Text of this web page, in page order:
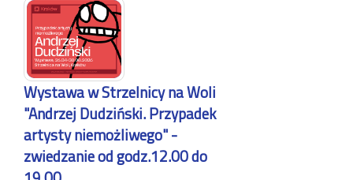
Czartoryskich. Stała wystawa obrazów z Muzeum
Okręgowego w Nowym Sączu oraz mebli z Muzeum
Narodowego w Krakowie nawiązuje do charakteru
wnętrz Willi Decjusza w XIX stuleciu.
Czas trwania zwiedzania około 60 minut.
Każdy uczestnik zwiedzania jest zobowiązany do
posiadania własnego biletu.
Wystawa w Strzelnicy na Woli
"Andrzej Dudziński. Przypadek
artysty niemożliwego" -
zwiedzanie od godz.12.00 do